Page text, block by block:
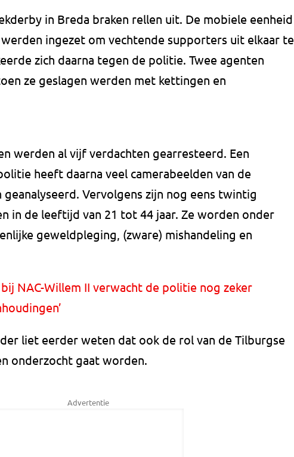
in Breda braken rellen uit. De mobiele eenheid
ingezet om vechtende supporters uit elkaar te
zich daarna tegen de politie. Twee agenten
ze geslagen werden met kettingen en
werden al vijf verdachten gearresteerd. Een
heeft daarna veel camerabeelden van de
geanalyseerd. Vervolgens zijn nog eens twintig
in de leeftijd van 21 tot 44 jaar. Ze worden onder
geweldpleging, (zware) mishandeling en
NAC-Willem II verwacht de politie nog zeker
liet eerder weten dat ook de rol van de Tilburgse
onderzocht gaat worden.
Advertentie